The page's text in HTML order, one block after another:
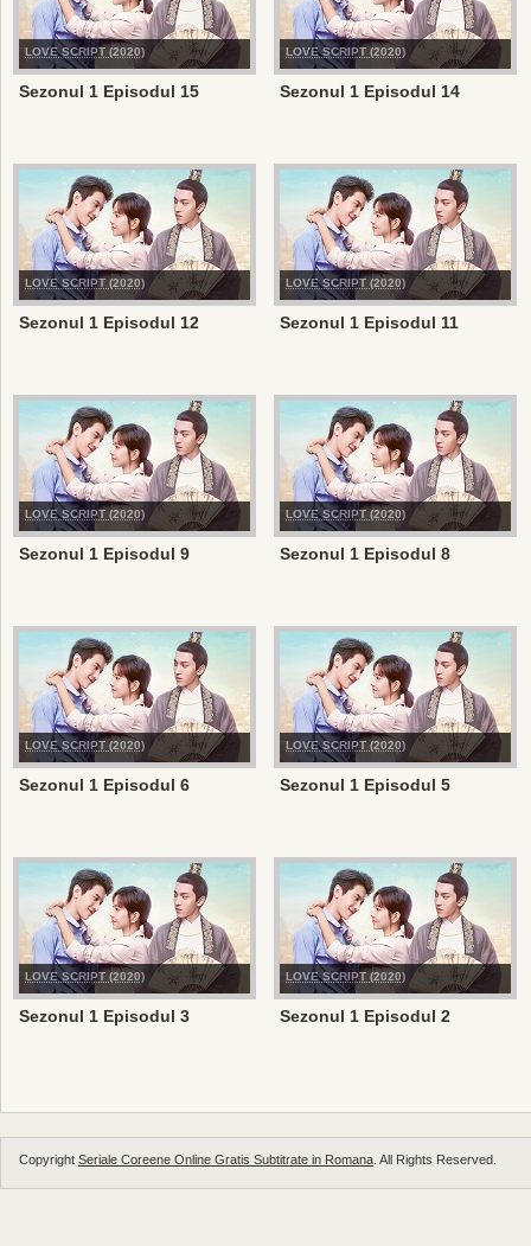
LOVE SCRIPT (2020)
Sezonul 1 Episodul 15
LOVE SCRIPT (2020)
Sezonul 1 Episodul 14
LOVE SCRIPT (2020)
Sezonul 1 Episodul 12
LOVE SCRIPT (2020)
Sezonul 1 Episodul 11
LOVE SCRIPT (2020)
Sezonul 1 Episodul 9
LOVE SCRIPT (2020)
Sezonul 1 Episodul 8
LOVE SCRIPT (2020)
Sezonul 1 Episodul 6
LOVE SCRIPT (2020)
Sezonul 1 Episodul 5
LOVE SCRIPT (2020)
Sezonul 1 Episodul 3
LOVE SCRIPT (2020)
Sezonul 1 Episodul 2
Copyright Seriale Coreene Online Gratis Subtitrate in Romana . All Rights Reserved.